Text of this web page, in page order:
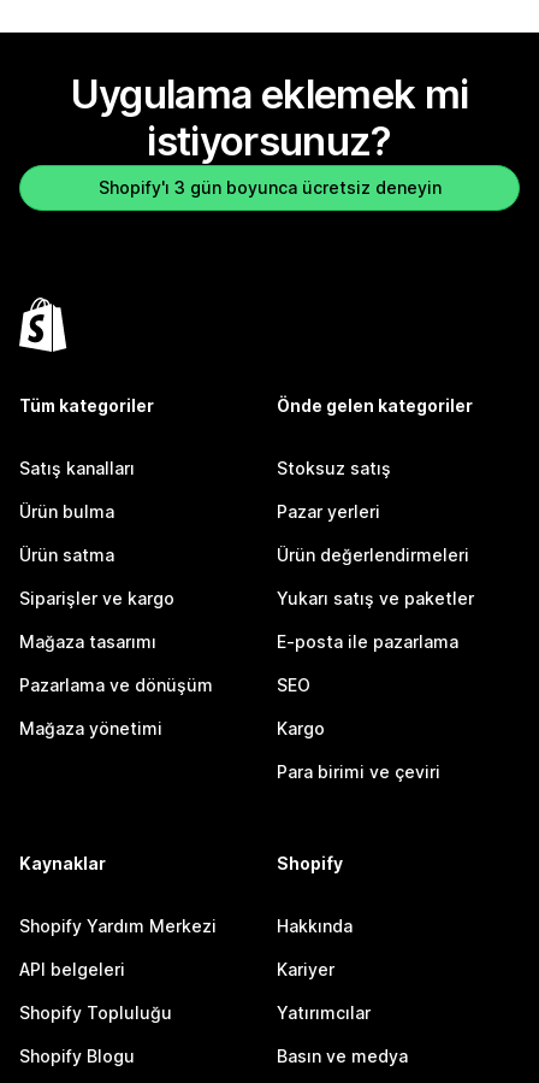
Uygulama eklemek mi
istiyorsunuz?
Shopify'ı 3 gün boyunca ücretsiz deneyin
Tüm kategoriler
Satış kanalları
Ürün bulma
Ürün satma
Siparişler ve kargo
Mağaza tasarımı
Pazarlama ve dönüşüm
Mağaza yönetimi
Önde gelen kategoriler
Stoksuz satış
Pazar yerleri
Ürün değerlendirmeleri
Yukarı satış ve paketler
E-posta ile pazarlama
SEO
Kargo
Para birimi ve çeviri
Kaynaklar
Shopify Yardım Merkezi
API belgeleri
Shopify Topluluğu
Shopify Blogu
Shopify
Hakkında
Kariyer
Yatırımcılar
Basın ve medya